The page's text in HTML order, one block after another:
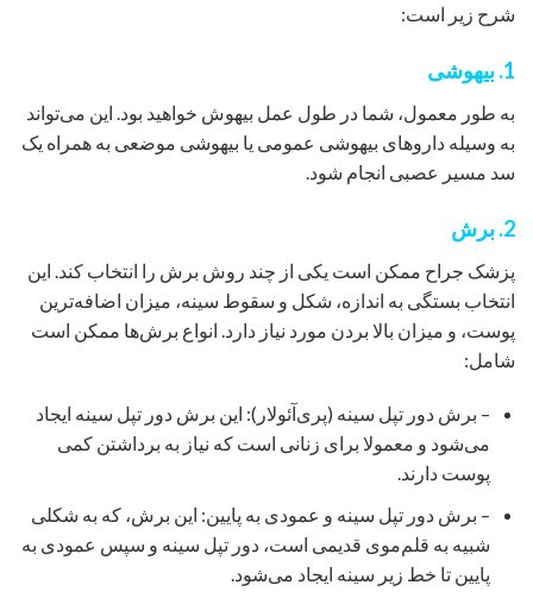
شرح زیر است:
1. بیهوشی
به طور معمول، شما در طول عمل بیهوش خواهید بود. این می‌تواند
به وسیله داروهای بیهوشی عمومی یا بیهوشی موضعی به همراه یک
سد مسیر عصبی انجام شود.
2. برش
پزشک جراح ممکن است یکی از چند روش برش را انتخاب کند. این
انتخاب بستگی به اندازه، شکل و سقوط سینه، میزان اضافه‌ترین
پوست، و میزان بالا بردن مورد نیاز دارد. انواع برش‌ها ممکن است
شامل:
– برش دور تپل سینه (پری‌آئولار): این برش دور تپل سینه ایجاد
می‌شود و معمولا برای زنانی است که نیاز به برداشتن کمی
پوست دارند.
– برش دور تپل سینه و عمودی به پایین: این برش، که به شکلی
شبیه به قلم‌موی قدیمی است، دور تپل سینه و سپس عمودی به
پایین تا خط زیر سینه ایجاد می‌شود.